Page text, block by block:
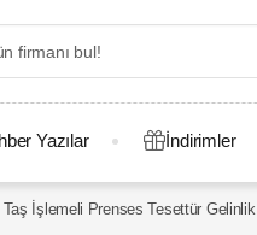
Yazılar İndirimler
Taş İşlemeli Prenses Tesettür Gelinlik